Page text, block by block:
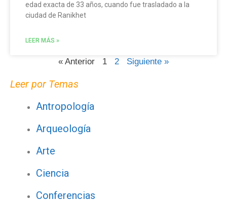
edad exacta de 33 años, cuando fue trasladado a la
ciudad de Ranikhet
LEER MÁS »
« Anterior 1 2 Siguiente »
Leer por Temas
Antropología
Arqueología
Arte
Ciencia
Conferencias